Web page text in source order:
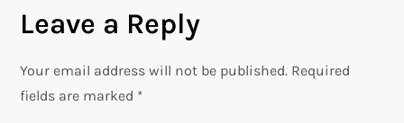
n
a
v
Leave a Reply
Your email address will not be published. Required
fields are marked *